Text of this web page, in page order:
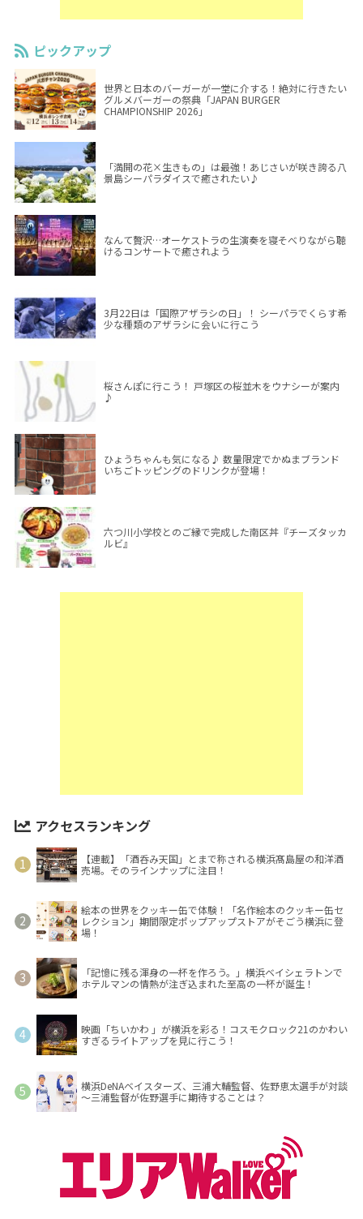
ピックアップ
世界と日本のバーガーが一堂に介する！絶対に行きたい
グルメバーガーの祭典「JAPAN BURGER
CHAMPIONSHIP 2026」
「満開の花×生きもの」は最強！あじさいが咲き誇る八
景島シーパラダイスで癒されたい♪
なんて贅沢…オーケストラの生演奏を寝そべりながら聴
けるコンサートで癒されよう
3月22日は「国際アザラシの日」！ シーパラでくらす希
少な種類のアザラシに会いに行こう
桜さんぽに行こう！ 戸塚区の桜並木をウナシーが案内
♪
ひょうちゃんも気になる♪ 数量限定でかぬまブランド
いちごトッピングのドリンクが登場！
六つ川小学校とのご縁で完成した南区丼『チーズタッカ
ルビ』
アクセスランキング
【連載】「酒呑み天国」とまで称される横浜髙島屋の和洋酒
売場。そのラインナップに注目！
絵本の世界をクッキー缶で体験！「名作絵本のクッキー缶セ
レクション」期間限定ポップアップストアがそごう横浜に登
場！
「記憶に残る渾身の一杯を作ろう。」横浜ベイシェラトンで
ホテルマンの情熱が注ぎ込まれた至高の一杯が誕生！
映画「ちいかわ 」が横浜を彩る！コスモクロック21のかわい
すぎるライトアップを見に行こう！
横浜DeNAベイスターズ、三浦大輔監督、佐野恵太選手が対談
～三浦監督が佐野選手に期待することは？